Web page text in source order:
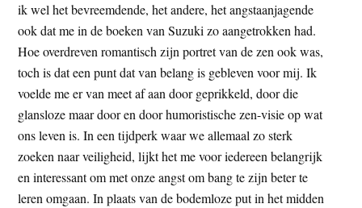
ik wel het bevreemdende, het andere, het angstaanjagende
ook dat me in de boeken van Suzuki zo aangetrokken had.
Hoe overdreven romantisch zijn portret van de zen ook was,
toch is dat een punt dat van belang is gebleven voor mij. Ik
voelde me er van meet af aan door geprikkeld, door die
glansloze maar door en door humoristische zen-visie op wat
ons leven is. In een tijdperk waar we allemaal zo sterk
zoeken naar veiligheid, lijkt het me voor iedereen belangrijk
en interessant om met onze angst om bang te zijn beter te
leren omgaan. In plaats van de bodemloze put in het midden